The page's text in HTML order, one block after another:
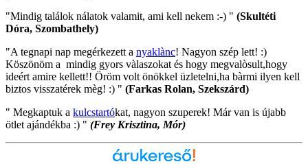
"Mindig találok nálatok valamit, ami kell nekem :-) " (Skultéti
Dóra, Szombathely)
"A tegnapi nap megérkezett a nyaklànc! Nagyon szép lett! :)
Köszönöm a mindig gyors vàlaszokat és hogy megvalòsult,hogy
ideért amire kellett!! Öröm volt önökkel üzletelni,ha bàrmi ilyen kell
biztos visszatérek mèg! :) " (Farkas Rolan, Szekszárd)
" Megkaptuk a kulcstartókat, nagyon szuperek! Már van is újabb
ötlet ajándékba :) " (Frey Krisztina, Mór)